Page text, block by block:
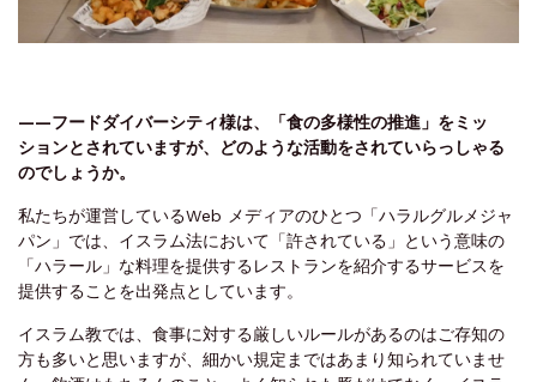
——フードダイバーシティ様は、「食の多様性の推進」をミッ
ションとされていますが、どのような活動をされていらっしゃる
のでしょうか。
私たちが運営しているWeb メディアのひとつ「ハラルグルメジャ
パン」では、イスラム法において「許されている」という意味の
「ハラール」な料理を提供するレストランを紹介するサービスを
提供することを出発点としています。
イスラム教では、食事に対する厳しいルールがあるのはご存知の
方も多いと思いますが、細かい規定まではあまり知られていませ